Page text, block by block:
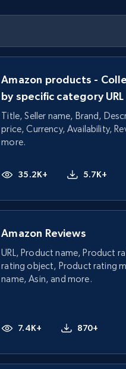
Amazon products -
by specific category URL
Title, Seller name, Brand,
price, Currency, Availability,
more.
35.2K+ 5.7K+
Amazon Reviews
URL, Product name, Product
rating object, Product rating
name, Asin, and more.
7.4K+ 870+